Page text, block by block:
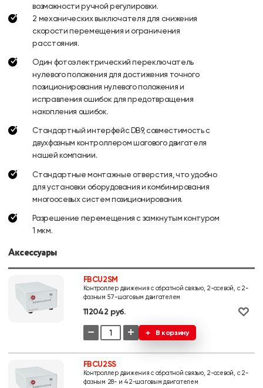
возможности ручной регулировки.
2 механических выключателя для снижения
скорости перемещения и ограничения
расстояния.
Один фотоэлектрический переключатель
нулевого положения для достижения точного
позиционирования нулевого положения и
исправления ошибок для предотвращения
накопления ошибок.
Стандартный интерфейс DB9, совместимость с
двухфазным контроллером шагового двигателя
нашей компании.
Стандартные монтажные отверстия, что удобно
для установки оборудования и комбинирования
многоосевых систем позиционирования.
Разрешение перемещения с замкнутым контуром
1 мкм.
Аксессуары
FBCU2SM
Контроллер движения с обратной связью, 2-осевой, с 2-
фазным 57-шаговым двигателем
112042 руб.
− + В корзину
FBCU2SS
Контроллер движения с обратной связью, 2-осевой, с 2-
фазным 28- и 42-шаговым двигателем